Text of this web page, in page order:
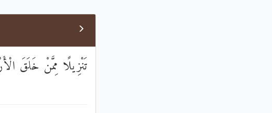
تَنْزِيلًا مِمَّنْ خَلَقَ